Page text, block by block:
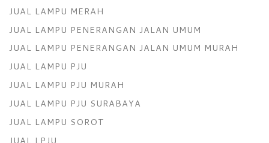
JUAL LAMPU MERAH
JUAL LAMPU PENERANGAN JALAN UMUM
JUAL LAMPU PENERANGAN JALAN UMUM MURAH
JUAL LAMPU PJU
JUAL LAMPU PJU MURAH
JUAL LAMPU PJU SURABAYA
JUAL LAMPU SOROT
JUAL LPJU